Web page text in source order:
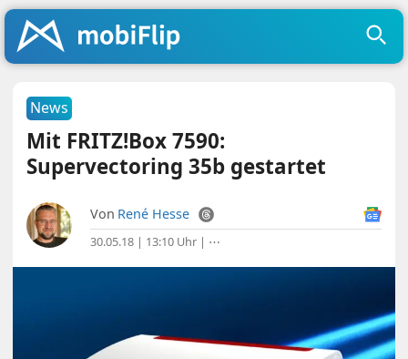
News
Mit FRITZ!Box 7590:
Supervectoring 35b gestartet
Von René Hesse
30.05.18 | 13:10 Uhr | ⋯